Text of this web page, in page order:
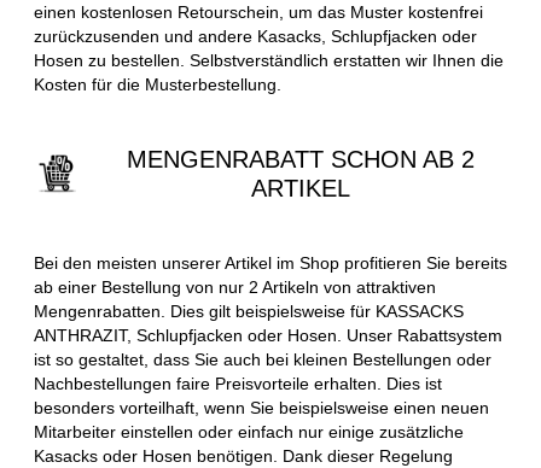
einen kostenlosen Retourschein, um das Muster kostenfrei
zurückzusenden und andere Kasacks, Schlupfjacken oder
Hosen zu bestellen. Selbstverständlich erstatten wir Ihnen die
Kosten für die Musterbestellung.
MENGENRABATT SCHON AB 2
ARTIKEL
Bei den meisten unserer Artikel im Shop profitieren Sie bereits
ab einer Bestellung von nur 2 Artikeln von attraktiven
Mengenrabatten. Dies gilt beispielsweise für KASSACKS
ANTHRAZIT, Schlupfjacken oder Hosen. Unser Rabattsystem
ist so gestaltet, dass Sie auch bei kleinen Bestellungen oder
Nachbestellungen faire Preisvorteile erhalten. Dies ist
besonders vorteilhaft, wenn Sie beispielsweise einen neuen
Mitarbeiter einstellen oder einfach nur einige zusätzliche
Kasacks oder Hosen benötigen. Dank dieser Regelung